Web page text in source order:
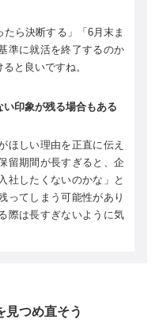
ら決断する」「6月末ま
準に就活を終了するのか
と良いですね。
印象が残る場合もある
ほしい理由を正直に伝え
留期間が長すぎると、企
社したくないのかな」と
ってしまう可能性があり
際は長すぎないように気
見つめ直そう